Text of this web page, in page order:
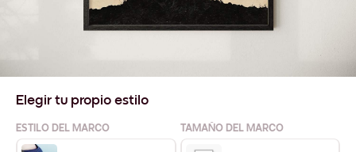
Elegir tu propio estilo
ESTILO DEL MARCO TAMAÑO DEL MARCO